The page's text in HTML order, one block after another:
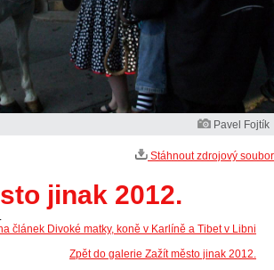
Pavel Fojtík
Stáhnout zdrojový soubor
jinak 2012.
článek Divoké matky, koně v Karlíně a Tibet v Libni
Zpět do galerie Zažít město jinak 2012.